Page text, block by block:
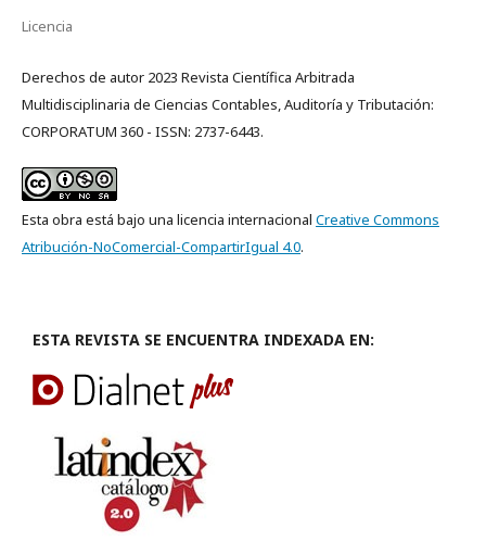
Licencia
Derechos de autor 2023 Revista Científica Arbitrada
Multidisciplinaria de Ciencias Contables, Auditoría y Tributación:
CORPORATUM 360 - ISSN: 2737-6443.
Esta obra está bajo una licencia internacional Creative Commons
Atribución-NoComercial-CompartirIgual 4.0.
ESTA REVISTA SE ENCUENTRA INDEXADA EN: